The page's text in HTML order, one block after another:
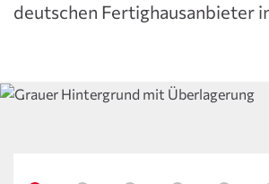
deutschen Fertighausanbieter